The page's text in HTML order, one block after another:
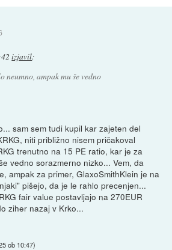
izjavil:
neumno, ampak mu še vedno
sam sem tudi kupil kar zajeten del
niti približno nisem pričakoval
trenutno na 15 PE ratio, kar je za
vedno sorazmerno nizko... Vem, da
ampak za primer, GlaxoSmithKlein je na
pišejo, da je le rahlo precenjen...
fair value postavljajo na 270EUR
ziher nazaj v Krko...
ob 10:47)